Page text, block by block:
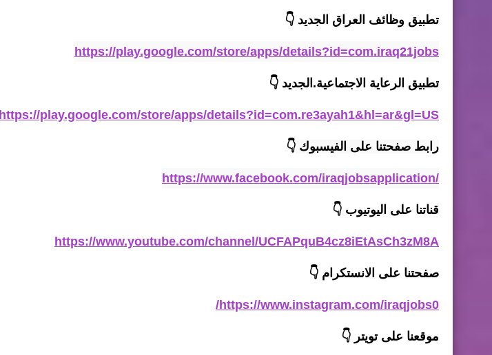
تطبيق وظائف العراق الجديد 👇
https://play.google.com/store/apps/details?id=com.iraq21jobs
تطبيق الرعاية الاجتماعية. الجديد 👇
https://play.google.com/store/apps/details?id=com.re3ayah1&hl=ar&gl=US
رابط صفحتنا على الفيسبوك 👇
https://www.facebook.com/iraqjobsapplication/
قناتنا على اليوتيوب 👇
https://www.youtube.com/channel/UCFAPquB4cz8iEtAsCh3zM8A
صفحتنا على الانستكرام 👇
https://www.instagram.com/iraqjobs0/
موقعنا على تويتر 👇